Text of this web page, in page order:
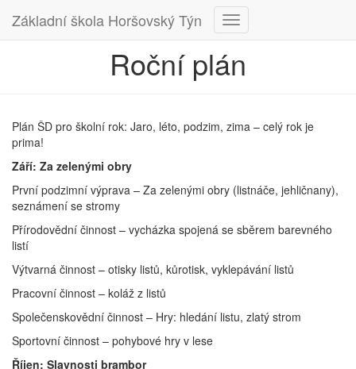
Základní škola Horšovský Týn
Přepnout
Roční plán
Plán ŠD pro školní rok: Jaro, léto, podzim, zima – celý rok je
prima!
Září: Za zelenými obry
První podzimní výprava – Za zelenými obry (listnáče, jehličnany),
seznámení se stromy
Přírodovědní činnost – vycházka spojená se sběrem barevného
listí
Výtvarná činnost – otisky listů, kůrotisk, vyklepávání listů
Pracovní činnost – koláž z listů
Společenskovědní činnost – Hry: hledání listu, zlatý strom
Sportovní činnost – pohybové hry v lese
Říjen: Slavnosti brambor